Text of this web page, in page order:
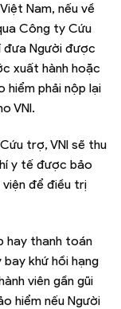
Nam, nếu về
Công ty Cứu
đưa Người được
xuất hành hoặc
hiểm phải nộp lại
VNI.
trợ, VNI sẽ thu
y tế được bảo
để điều trị
hay thanh toán
khứ hồi hạng
viên gần gũi
hiểm nếu Người